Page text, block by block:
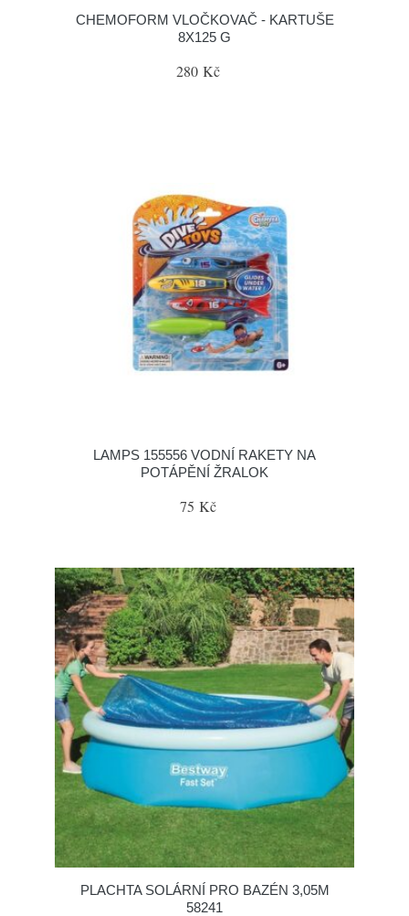
CHEMOFORM VLOČKOVAČ - KARTUŠE
8X125 G
280 Kč
LAMPS 155556 VODNÍ RAKETY NA
POTÁPĚNÍ ŽRALOK
75 Kč
PLACHTA SOLÁRNÍ PRO BAZÉN 3,05M
58241